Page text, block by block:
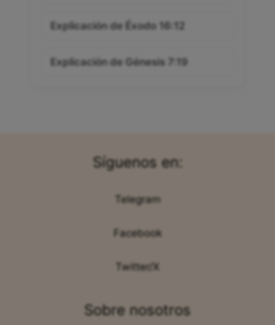
Explicación de Éxodo 16:12
Explicación de Génesis 7:19
Síguenos en:
Telegram
Facebook
Twitter/X
Sobre nosotros